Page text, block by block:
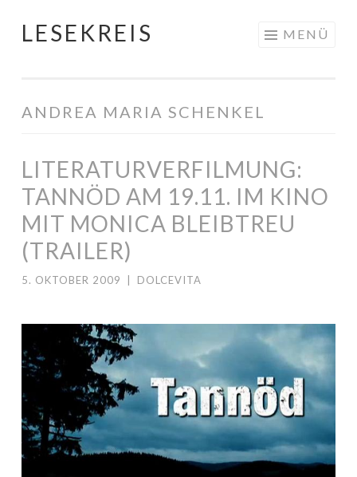
Springe
LESEKREIS MENÜ
ANDREA MARIA SCHENKEL
LITERATURVERFILMUNG:
TANNÖD AM 19.11. IM KINO
MIT MONICA BLEIBTREU
(TRAILER)
5. OKTOBER 2009 DOLCEVITA